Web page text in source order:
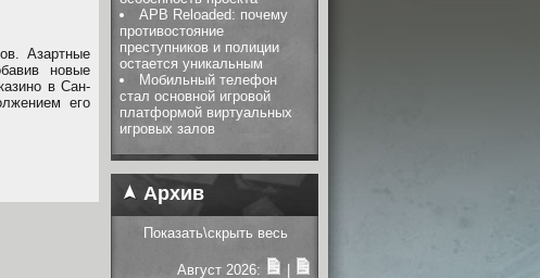
Азартные
новые
в Сан-
его
APB Reloaded: почему
противостояние
преступников и полиции
остается уникальным
Мобильный телефон
стал основной игровой
платформой виртуальных
игровых залов
Архив
Показать\скрыть весь
Август 2026: